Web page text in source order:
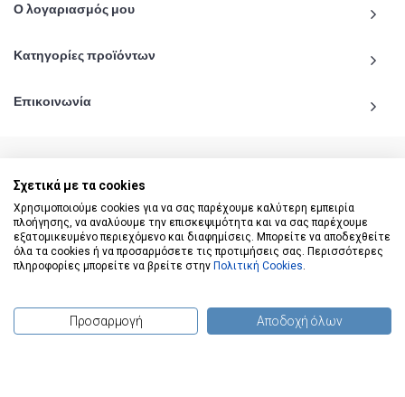
Ο λογαριασμός μου
Κατηγορίες προϊόντων
Επικοινωνία
© 2020 - 2026 katiginetai.gr All Rights Reserved.
Σχετικά με τα cookies
Χρησιμοποιούμε cookies για να σας παρέχουμε καλύτερη εμπειρία
πλοήγησης, να αναλύουμε την επισκεψιμότητα και να σας παρέχουμε
εξατομικευμένο περιεχόμενο και διαφημίσεις. Μπορείτε να αποδεχθείτε
όλα τα cookies ή να προσαρμόσετε τις προτιμήσεις σας. Περισσότερες
πληροφορίες μπορείτε να βρείτε στην Πολιτική Cookies.
Προσαρμογή Αποδοχή όλων
(0) προϊόντα